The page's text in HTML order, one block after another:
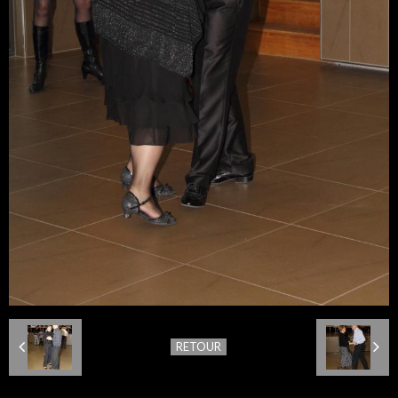
RETOUR